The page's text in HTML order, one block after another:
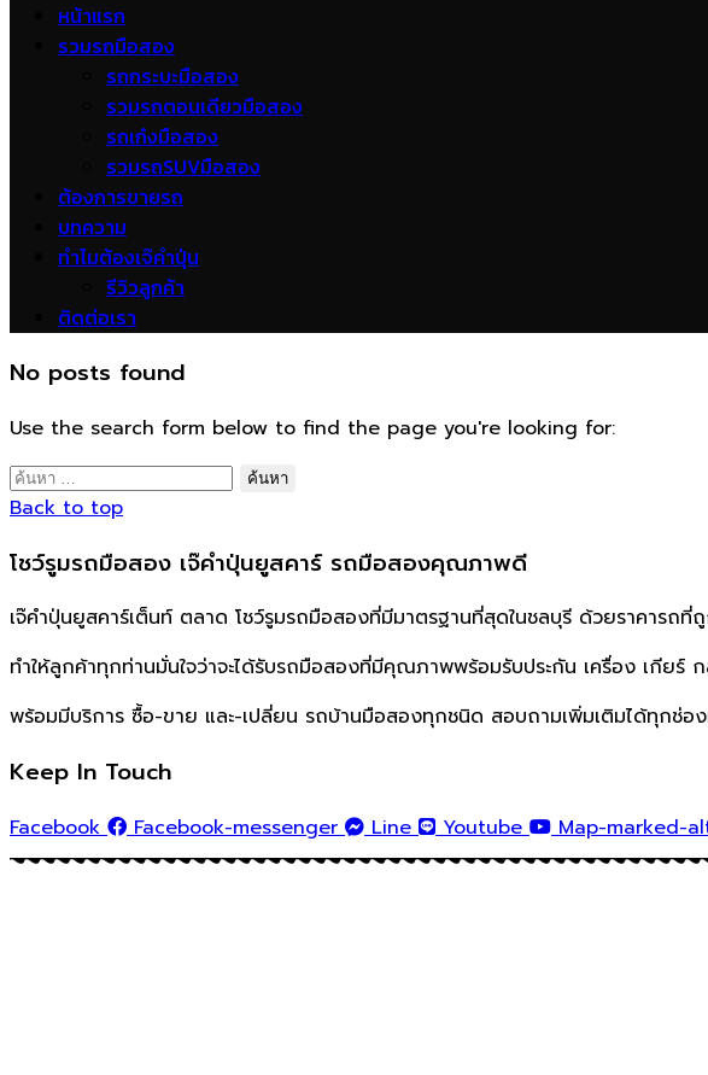
หน้าแรก
รวมรถมือสอง
รถกระบะมือสอง
รวมรถตอนเดียวมือสอง
รถเก๋งมือสอง
รวมรถSUVมือสอง
ต้องการขายรถ
บทความ
ทำไมต้องเจ๊คำปุ่น
รีวิวลูกค้า
ติดต่อเรา
No posts found
Use the search form below to find the page you're looking for:
ค้นหา
สำหรับ:
Back to top
โชว์รูมรถมือสอง เจ๊คำปุ่นยูสคาร์ รถมือสองคุณภาพดี
เจ๊คำปุ่นยูสคาร์เต็นท์ ตลาด โชว์รูมรถมือสองที่มีมาตรฐานที่สุดในชลบุรี ด้วยราคารถ
ทำให้ลูกค้าทุกท่านมั่นใจว่าจะได้รับรถมือสองที่มีคุณภาพพร้อมรับประกัน เครื่อง เกียร์
พร้อมมีบริการ ซื้อ-ขาย และ-เปลี่ยน รถบ้านมือสองทุกชนิด สอบถามเพิ่มเติมได้ทุกช่อ
Keep In Touch
Facebook Facebook-messenger Line Youtube Map-marked-